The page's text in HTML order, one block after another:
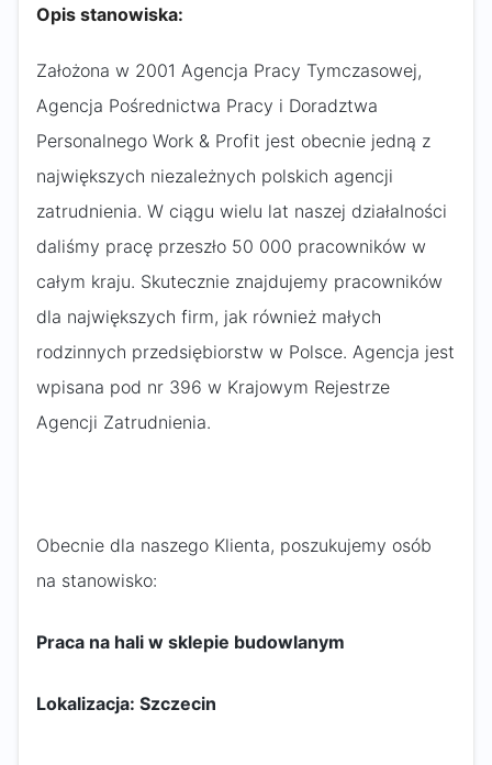
Opis stanowiska:
Założona w 2001 Agencja Pracy Tymczasowej,
Agencja Pośrednictwa Pracy i Doradztwa
Personalnego Work & Profit jest obecnie jedną z
największych niezależnych polskich agencji
zatrudnienia. W ciągu wielu lat naszej działalności
daliśmy pracę przeszło 50 000 pracowników w
całym kraju. Skutecznie znajdujemy pracowników
dla największych firm, jak również małych
rodzinnych przedsiębiorstw w Polsce. Agencja jest
wpisana pod nr 396 w Krajowym Rejestrze
Agencji Zatrudnienia.
Obecnie dla naszego Klienta, poszukujemy osób
na stanowisko:
Praca na hali w sklepie budowlanym
Lokalizacja: Szczecin